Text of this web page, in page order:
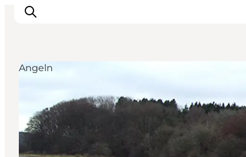
Inspiration
Regionen
Erlebnisse
Unterkünfte
Angeln